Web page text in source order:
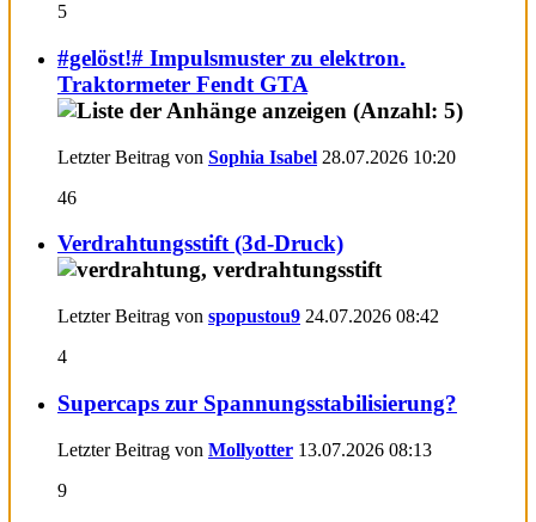
5
#gelöst!# Impulsmuster zu elektron.
Traktormeter Fendt GTA
Letzter Beitrag von Sophia Isabel 28.07.2026 10:20
46
Verdrahtungsstift (3d-Druck)
Letzter Beitrag von spopustou9 24.07.2026 08:42
4
Supercaps zur Spannungsstabilisierung?
Letzter Beitrag von Mollyotter 13.07.2026 08:13
9